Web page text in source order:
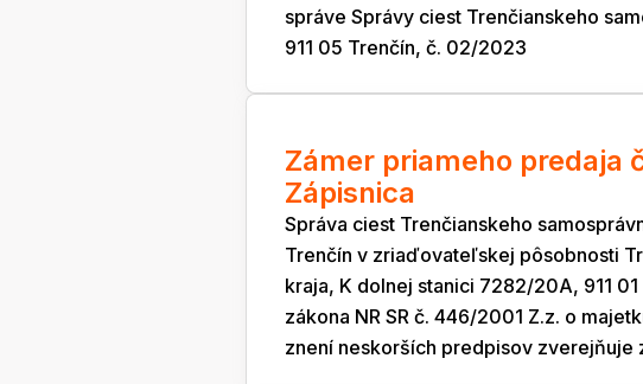
správe Správy ciest Trenčianskeho
911 05 Trenčín, č. 02/2023
Zámer priameho predaja
Zápisnica
Správa ciest Trenčianskeho
Trenčín v zriaďovateľskej pôsobnosti
kraja, K dolnej stanici 7282/20A, 911
zákona NR SR č. 446/2001 Z.z. o
znení neskorších predpisov zverejňuje